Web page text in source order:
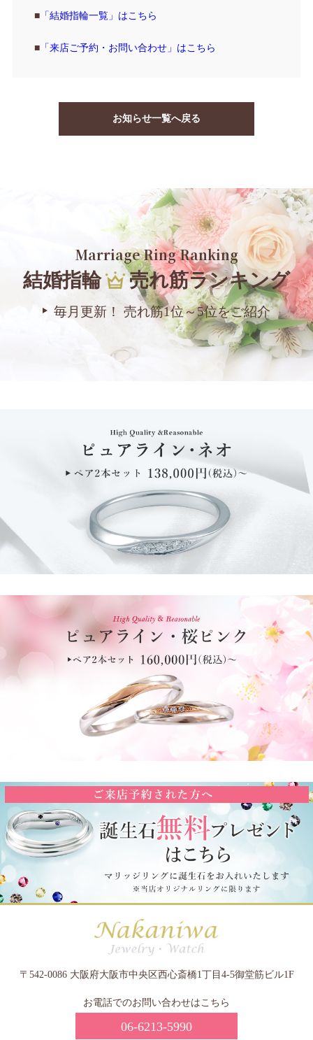
■「結婚指輪一覧」はこちら
■「来店ご予約・お問い合わせ」はこちら
お知らせ一覧へ戻る
Marriage Ring Ranking
結婚指輪 売れ筋ランキング
毎月更新！ 売れ筋1位～5位をご紹介
〒542-0086 大阪府大阪市中央区西心斎橋1丁目4-5御堂筋ビル1F
お電話でのお問い合わせはこちら
06-6213-5990